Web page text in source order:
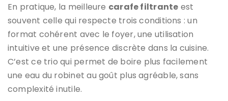
En pratique, la meilleure carafe filtrante est
souvent celle qui respecte trois conditions : un
format cohérent avec le foyer, une utilisation
intuitive et une présence discrète dans la cuisine.
C’est ce trio qui permet de boire plus facilement
une eau du robinet au goût plus agréable, sans
complexité inutile.